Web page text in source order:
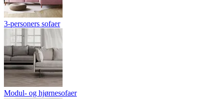
3-personers sofaer
Modul- og hjørnesofaer